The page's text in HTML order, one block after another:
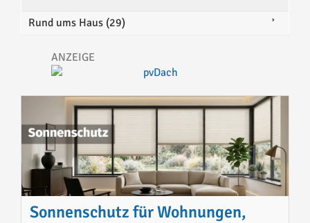
Rund ums Haus (29)
Sonnenschutz für Wohnungen,